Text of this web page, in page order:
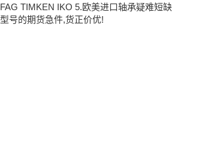
FAG TIMKEN IKO 5.欧美进口轴承疑难短缺
型号的期货急件,货正价优!